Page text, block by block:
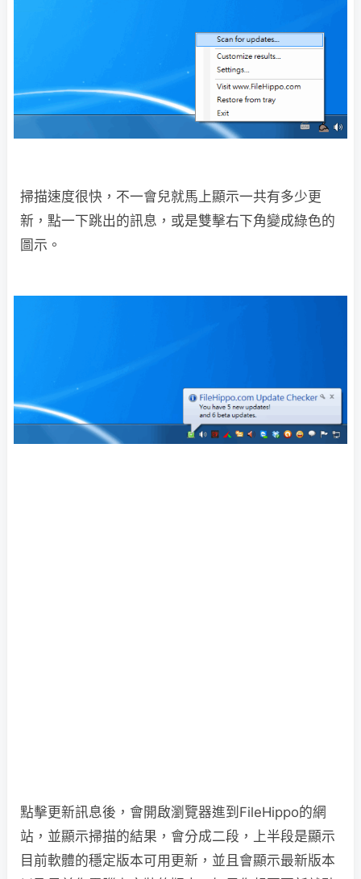
掃描速度很快，不一會兒就馬上顯示一共有多少更
新，點一下跳出的訊息，或是雙擊右下角變成綠色的
圖示。
點擊更新訊息後，會開啟瀏覽器進到FileHippo的網
站，並顯示掃描的結果，會分成二段，上半段是顯示
目前軟體的穩定版本可用更新，並且會顯示最新版本